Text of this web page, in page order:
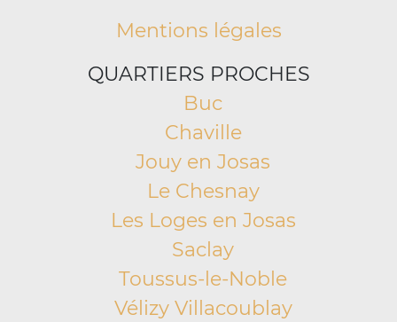
Mentions légales
QUARTIERS PROCHES
Buc
Chaville
Jouy en Josas
Le Chesnay
Les Loges en Josas
Saclay
Toussus-le-Noble
Vélizy Villacoublay